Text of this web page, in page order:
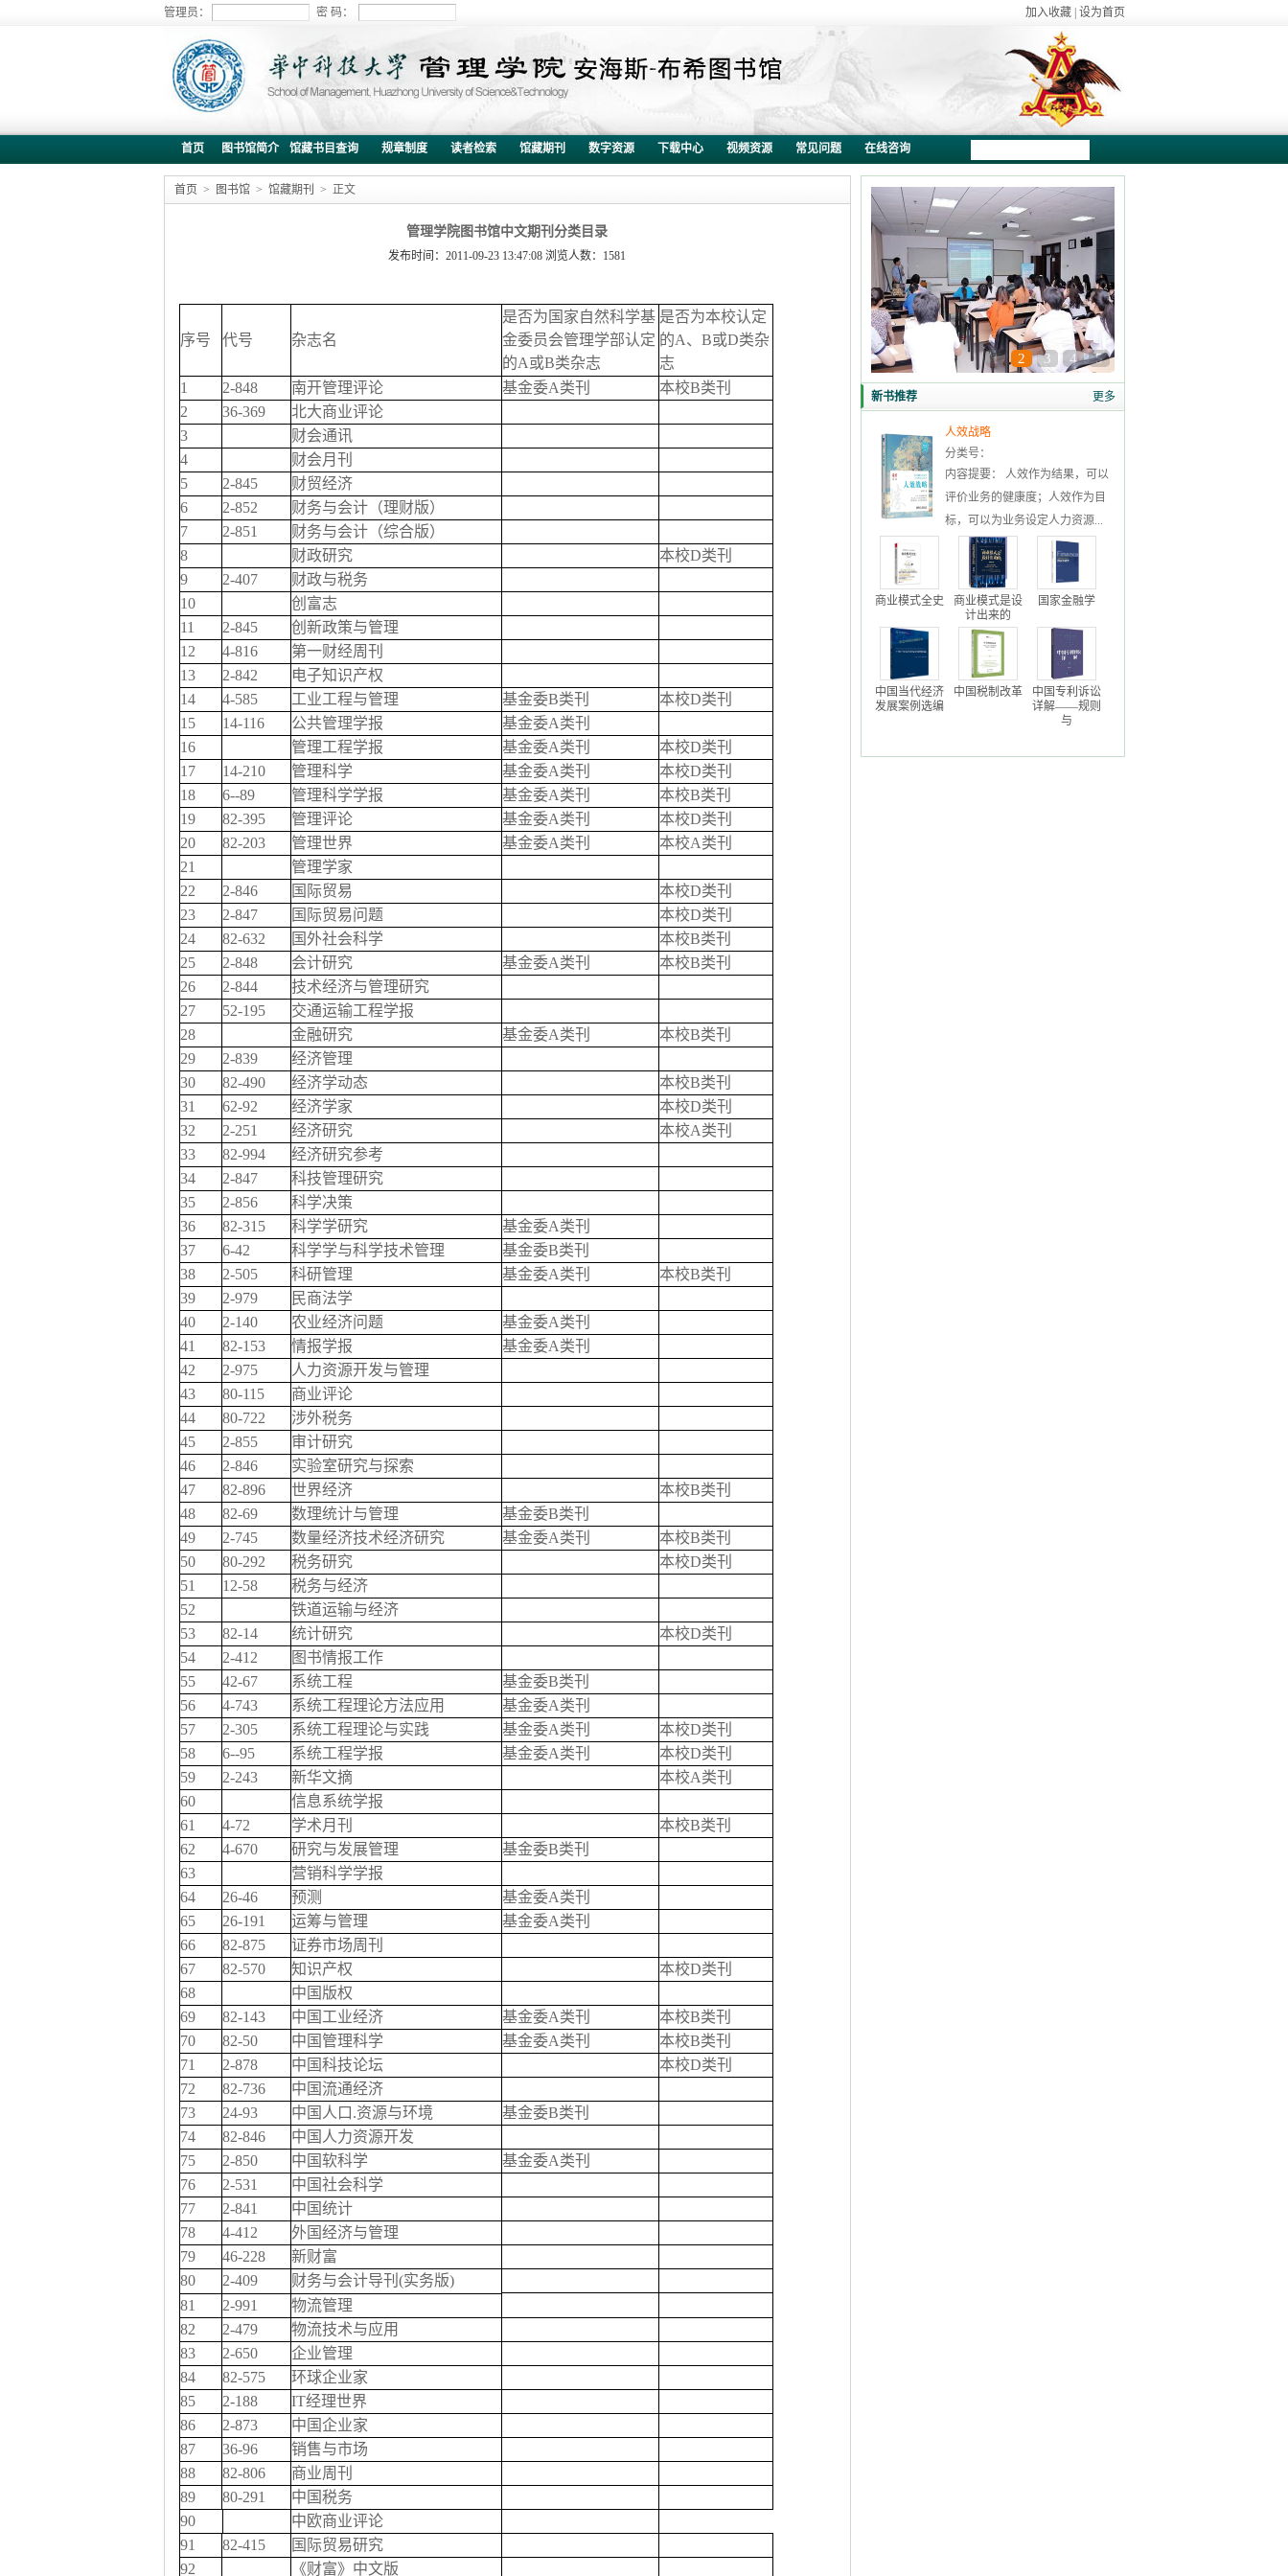
加入收藏| 设为首页
管理员： 密 码：
首页 图书馆简介 馆藏书目查询 规章制度 读者检索 馆藏期刊 数字资源 下载中心 视频资源 常见问题 在线咨询
首页 > 图书馆> 馆藏期刊 > 正文
管理学院图书馆中文期刊分类目录
发布时间：2011-09-23 13:47:08 浏览人数： 1581
序号 代号 杂志名
是否为国家自然科学基
金委员会管理学部认定
的A或B类杂志
是否为本校认定
的A、B或D类杂
志
1
2-848 南开管理评论 基金委A类刊
本校B类刊
2
36-369
北大商业评论
3
财会通讯
4
财会月刊
5
2-845
财贸经济
6
2-852
财务与会计（理财版）
7
2-851
财务与会计（综合版）
8
财政研究
本校D类刊
9
2-407
财政与税务
10
创富志
11
2-845
创新政策与管理
12
4-816
第一财经周刊
13
2-842
电子知识产权
14
4-585 工业工程与管理 基金委B类刊
本校D类刊
15
14-116 公共管理学报
基金委A类刊
16
管理工程学报 基金委A类刊
本校D类刊
17
14-210 管理科学 基金委A类刊
本校D类刊
18
6--89 管理科学学报 基金委A类刊
本校B类刊
19
82-395 管理评论 基金委A类刊
本校D类刊
20
82-203 管理世界 基金委A类刊
本校A类刊
21
管理学家
22
2-846 国际贸易
本校D类刊
23
2-847 国际贸易问题
本校D类刊
24
82-632 国外社会科学
本校B类刊
25
2-848 会计研究 基金委A类刊
本校B类刊
26
2-844
技术经济与管理研究
27
52-195
交通运输工程学报
28
金融研究 基金委A类刊
本校B类刊
29
2-839
经济管理
30
82-490 经济学动态
本校B类刊
31
62-92 经济学家
本校D类刊
32
2-251 经济研究
本校A类刊
33
82-994
经济研究参考
34
2-847
科技管理研究
35
2-856
科学决策
36
82-315 科学学研究
基金委A类刊
37
6-42 科学学与科学技术管理
基金委B类刊
38
2-505 科研管理 基金委A类刊
本校B类刊
39
2-979
民商法学
40
2-140 农业经济问题
基金委A类刊
41
82-153 情报学报
基金委A类刊
42
2-975
人力资源开发与管理
43
80-115
商业评论
44
80-722
涉外税务
45
2-855
审计研究
46
2-846
实验室研究与探索
47
82-896 世界经济
本校B类刊
48
82-69 数理统计与管理
基金委B类刊
49
2-745 数量经济技术经济研究 基金委A类刊
本校B类刊
50
80-292 税务研究
本校D类刊
51
12-58
税务与经济
52
铁道运输与经济
53
82-14 统计研究
本校D类刊
54
2-412
图书情报工作
55
42-67 系统工程
基金委B类刊
56
4-743 系统工程理论方法应用
基金委A类刊
57
2-305 系统工程理论与实践 基金委A类刊
本校D类刊
58
6--95 系统工程学报 基金委A类刊
本校D类刊
59
2-243 新华文摘
本校A类刊
60
信息系统学报
61
4-72 学术月刊
本校B类刊
62
4-670 研究与发展管理
基金委B类刊
63
营销科学学报
64
26-46 预测
基金委A类刊
65
26-191 运筹与管理
基金委A类刊
66
82-875
证券市场周刊
67
82-570 知识产权
本校D类刊
68
中国版权
69
82-143 中国工业经济 基金委A类刊
本校B类刊
70
82-50 中国管理科学 基金委A类刊
本校B类刊
71
2-878 中国科技论坛
本校D类刊
72
82-736
中国流通经济
73
24-93 中国人口.资源与环境
基金委B类刊
74
82-846
中国人力资源开发
75
2-850 中国软科学
基金委A类刊
76
2-531
中国社会科学
77
2-841
中国统计
78
4-412
外国经济与管理
79
46-228
新财富
80
2-409
财务与会计导刊(实务版)
81
2-991
物流管理
82
2-479
物流技术与应用
83
2-650
企业管理
84
82-575
环球企业家
85
2-188
IT经理世界
86
2-873
中国企业家
87
36-96
销售与市场
88
82-806
商业周刊
89
80-291
中国税务
90
中欧商业评论
91
82-415
国际贸易研究
92
《财富》中文版
1 2 3 4 5
更多
新书推荐
人效战略
分类号：
内容提要： 人效作为结果，可以
评价业务的健康度；人效作为目
标，可以为业务设定人力资源...
商业模式全史
商业模式是设
计出来的
国家金融学
中国当代经济
发展案例选编
中国税制改革
中国专利诉讼
详解——规则
与